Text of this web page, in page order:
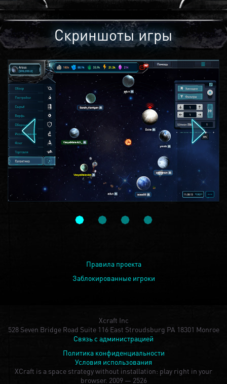
Скриншоты игры
Правила проекта
Заблокированные игроки
Xcraft Inc
528 Seven Bridge Road Suite 116 East Stroudsburg PA 18301 Monroe
Связь с администрацией
Политика конфиденциальности
Условия использования
XCraft is a space strategy without installation: play right in your
browser. 2009 — 2526